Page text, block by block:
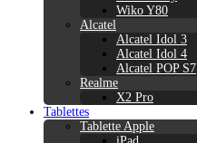
Wiko Y80
Alcatel
Alcatel Idol 3
Alcatel Idol 4
Alcatel POP S7
Realme
X2 Pro
Tablettes
Tablette Apple